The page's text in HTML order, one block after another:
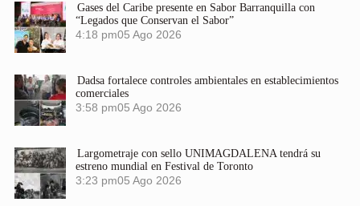
Gases del Caribe presente en Sabor Barranquilla con
“Legados que Conservan el Sabor”
4:18 pm05 Ago 2026
Dadsa fortalece controles ambientales en establecimientos
comerciales
3:58 pm05 Ago 2026
Largometraje con sello UNIMAGDALENA tendrá su
estreno mundial en Festival de Toronto
3:23 pm05 Ago 2026